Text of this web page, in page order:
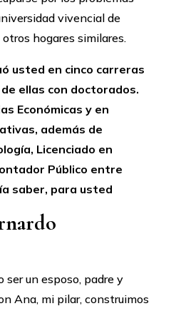
vivencial de
hogares similares.
usted en cinco carreras
ellas con doctorados.
Económicas y en
además de
Licenciado en
Público entre
saber, para usted
un esposo, padre y
Ana, mi pilar, construimos